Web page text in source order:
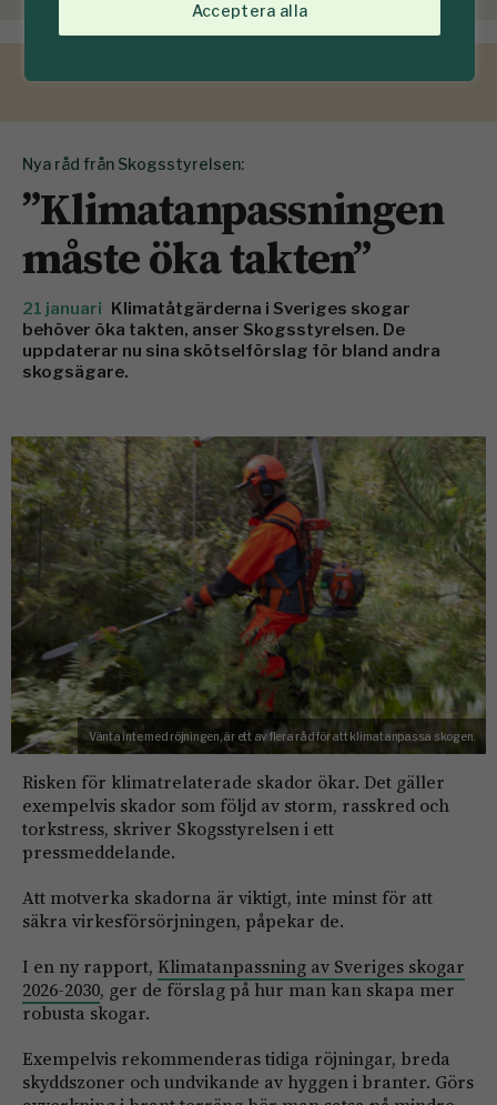
Acceptera alla
Nya råd från Skogsstyrelsen:
”Klimatanpassningen
måste öka takten”
21 januari
Klimatåtgärderna i Sveriges skogar
behöver öka takten, anser Skogsstyrelsen. De
uppdaterar nu sina skötselförslag för bland andra
skogsägare.
Vänta inte med röjningen, är ett av flera råd för att klimatanpassa skogen.
Risken för klimatrelaterade skador ökar. Det gäller
exempelvis skador som följd av storm, rasskred och
torkstress, skriver Skogsstyrelsen i ett
pressmeddelande.
Att motverka skadorna är viktigt, inte minst för att
säkra virkesförsörjningen, påpekar de.
I en ny rapport, Klimatanpassning av Sveriges skogar
2026-2030, ger de förslag på hur man kan skapa mer
robusta skogar.
Exempelvis rekommenderas tidiga röjningar, breda
skyddszoner och undvikande av hyggen i branter. Görs